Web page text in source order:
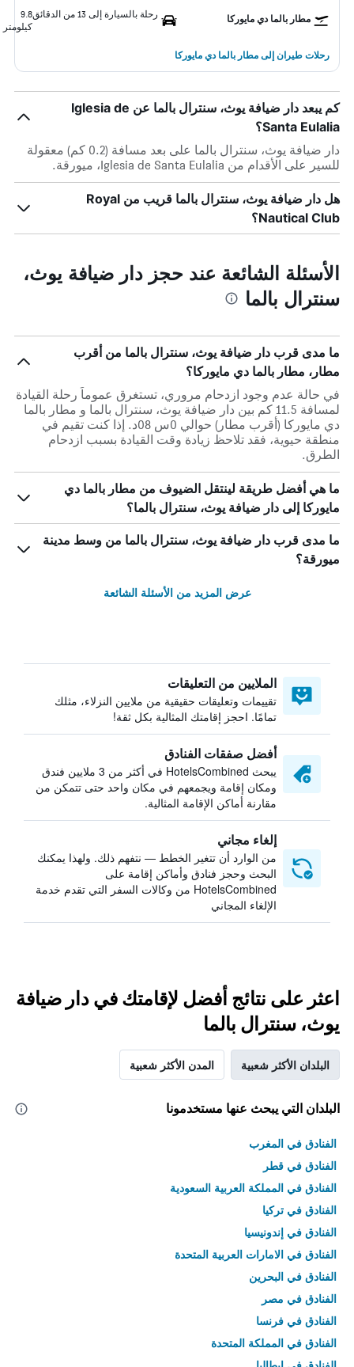
مطار بالما دي مايوركا رحلة بالسيارة إلى 13 من الدقائق
9.8
كيلومتر
رحلات طيران إلى مطار بالما دي مايوركا
كم يبعد دار ضيافة يوث، سنترال بالما عن Iglesia de
Santa Eulalia؟
دار ضيافة يوث، سنترال بالما على بعد مسافة (0.2 كم) معقولة
للسير على الأقدام من Iglesia de Santa Eulalia، ميورقة.
هل دار ضيافة يوث، سنترال بالما قريب من Royal
Nautical Club؟
الأسئلة الشائعة عند حجز دار ضيافة يوث،
سنترال بالما
ما مدى قرب دار ضيافة يوث، سنترال بالما من أقرب
مطار، مطار بالما دي مايوركا؟
في حالة عدم وجود ازدحام مروري، تستغرق عموماً رحلة القيادة
لمسافة 11.5 كم بين دار ضيافة يوث، سنترال بالما و مطار بالما
دي مايوركا (أقرب مطار) حوالي 0س 08د. إذا كنت تقيم في
منطقة حيوية، فقد تلاحظ زيادة وقت القيادة بسبب ازدحام
الطرق.
ما هي أفضل طريقة لينتقل الضيوف من مطار بالما دي
مايوركا إلى دار ضيافة يوث، سنترال بالما؟
ما مدى قرب دار ضيافة يوث، سنترال بالما من وسط مدينة
ميورقة؟
عرض المزيد من الأسئلة الشائعة
الملايين من التعليقات
تقييمات وتعليقات حقيقية من ملايين النزلاء، مثلك
تمامًا. احجز إقامتك المثالية بكل ثقة!
أفضل صفقات الفنادق
يبحث HotelsCombined في أكثر من 3 ملايين فندق
ومكان إقامة ويجمعهم في مكان واحد حتى تتمكن من
مقارنة أماكن الإقامة المثالية.
إلغاء مجاني
من الوارد أن تتغير الخطط — نتفهم ذلك. ولهذا يمكنك
البحث وحجز فنادق وأماكن إقامة على
HotelsCombined من وكالات السفر التي تقدم خدمة
الإلغاء المجاني
اعثر على نتائج أفضل لإقامتك في دار ضيافة
يوث، سنترال بالما
البلدان الأكثر شعبية المدن الأكثر شعبية
البلدان التي يبحث عنها مستخدمونا
الفنادق في المغرب
الفنادق في قطر
الفنادق في المملكة العربية السعودية
الفنادق في تركيا
الفنادق في إندونيسيا
الفنادق في الامارات العربية المتحدة
الفنادق في البحرين
الفنادق في مصر
الفنادق في فرنسا
الفنادق في المملكة المتحدة